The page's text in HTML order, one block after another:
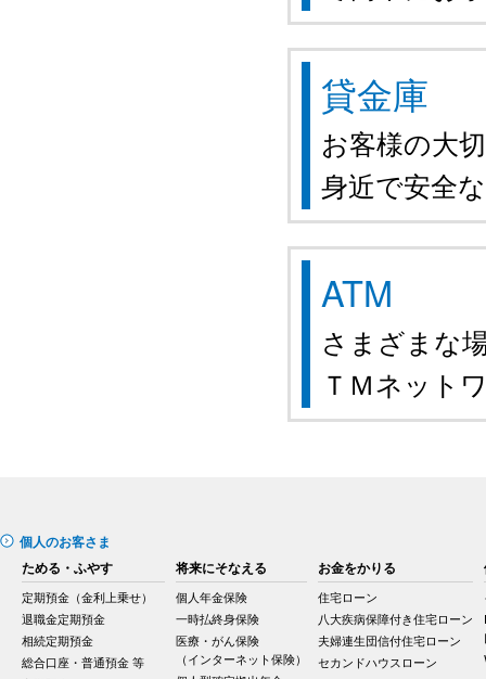
貸金庫
お客様の大
身近で安全
ATM
さまざまな
ＴＭネット
個人のお客さま
ためる・ふやす
定期預金（金利上乗せ）
退職金定期預金
相続定期預金
総合口座・普通預金 等
将来にそなえる
個人年金保険
一時払終身保険
医療・がん保険
（インターネット保険）
お金をかりる
住宅ローン
八大疾病保障付き住宅ローン
夫婦連生団信付住宅ローン
セカンドハウスローン